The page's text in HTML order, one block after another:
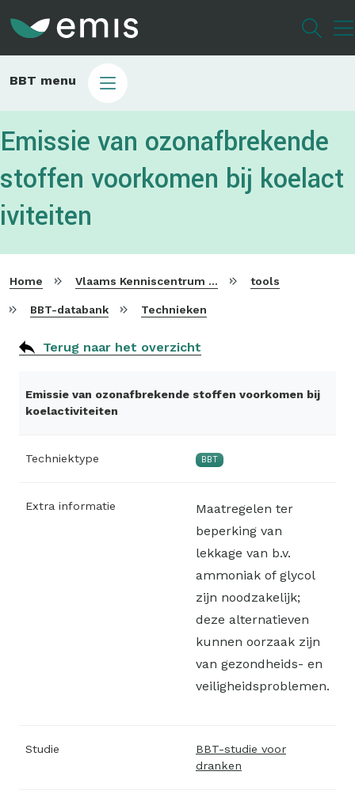
gaan
Main
BBT menu
Emissie van ozonafbrekende
stoffen voorkomen bij koelact
iviteiten
Home Vlaams Kenniscentrum voor Beste Beschikbare Technieken tools
BBT-databank Technieken
Terug naar het overzicht
Emissie van ozonafbrekende stoffen voorkomen bij
koelactiviteiten
Techniektype BBT
Extra informatie
Maatregelen ter
beperking van
lekkage van b.v.
ammoniak of glycol
zijn noodzakelijk;
deze alternatieven
kunnen oorzaak zijn
van gezondheids- en
veiligheidsproblemen.
Studie
BBT-studie voor
dranken